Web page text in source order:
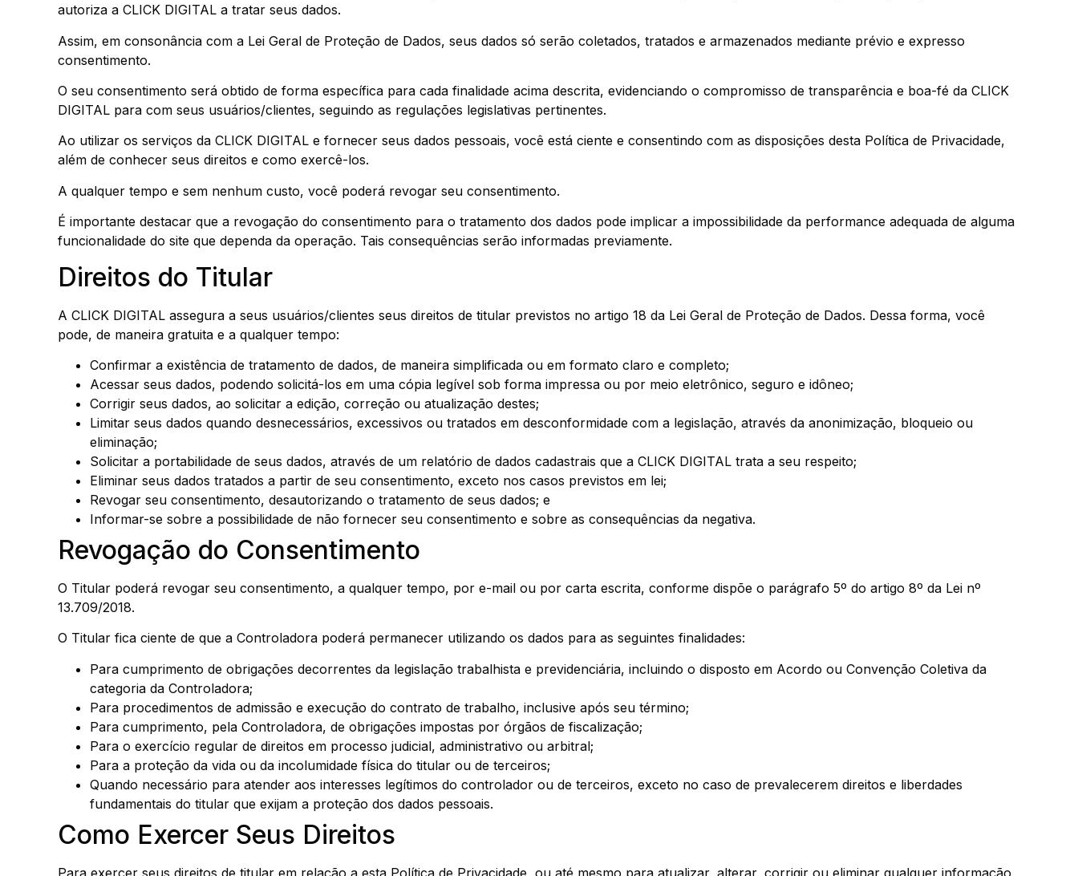
autoriza a CLICK DIGITAL a tratar seus dados.
Assim, em consonância com a Lei Geral de Proteção de Dados, seus dados só serão coletados, tratados e armazenados mediante prévio e expresso
consentimento.
O seu consentimento será obtido de forma específica para cada finalidade acima descrita, evidenciando o compromisso de transparência e boa-fé da CLICK
DIGITAL para com seus usuários/clientes, seguindo as regulações legislativas pertinentes.
Ao utilizar os serviços da CLICK DIGITAL e fornecer seus dados pessoais, você está ciente e consentindo com as disposições desta Política de Privacidade,
além de conhecer seus direitos e como exercê-los.
A qualquer tempo e sem nenhum custo, você poderá revogar seu consentimento.
É importante destacar que a revogação do consentimento para o tratamento dos dados pode implicar a impossibilidade da performance adequada de alguma
funcionalidade do site que dependa da operação. Tais consequências serão informadas previamente.
Direitos do Titular
A CLICK DIGITAL assegura a seus usuários/clientes seus direitos de titular previstos no artigo 18 da Lei Geral de Proteção de Dados. Dessa forma, você
pode, de maneira gratuita e a qualquer tempo:
Confirmar a existência de tratamento de dados, de maneira simplificada ou em formato claro e completo;
Acessar seus dados, podendo solicitá-los em uma cópia legível sob forma impressa ou por meio eletrônico, seguro e idôneo;
Corrigir seus dados, ao solicitar a edição, correção ou atualização destes;
Limitar seus dados quando desnecessários, excessivos ou tratados em desconformidade com a legislação, através da anonimização, bloqueio ou
eliminação;
Solicitar a portabilidade de seus dados, através de um relatório de dados cadastrais que a CLICK DIGITAL trata a seu respeito;
Eliminar seus dados tratados a partir de seu consentimento, exceto nos casos previstos em lei;
Revogar seu consentimento, desautorizando o tratamento de seus dados; e
Informar-se sobre a possibilidade de não fornecer seu consentimento e sobre as consequências da negativa.
Revogação do Consentimento
O Titular poderá revogar seu consentimento, a qualquer tempo, por e-mail ou por carta escrita, conforme dispõe o parágrafo 5º do artigo 8º da Lei nº
13.709/2018.
O Titular fica ciente de que a Controladora poderá permanecer utilizando os dados para as seguintes finalidades:
Para cumprimento de obrigações decorrentes da legislação trabalhista e previdenciária, incluindo o disposto em Acordo ou Convenção Coletiva da
categoria da Controladora;
Para procedimentos de admissão e execução do contrato de trabalho, inclusive após seu término;
Para cumprimento, pela Controladora, de obrigações impostas por órgãos de fiscalização;
Para o exercício regular de direitos em processo judicial, administrativo ou arbitral;
Para a proteção da vida ou da incolumidade física do titular ou de terceiros;
Quando necessário para atender aos interesses legítimos do controlador ou de terceiros, exceto no caso de prevalecerem direitos e liberdades
fundamentais do titular que exijam a proteção dos dados pessoais.
Como Exercer Seus Direitos
Para exercer seus direitos de titular em relação a esta Política de Privacidade, ou até mesmo para atualizar, alterar, corrigir ou eliminar qualquer informação,